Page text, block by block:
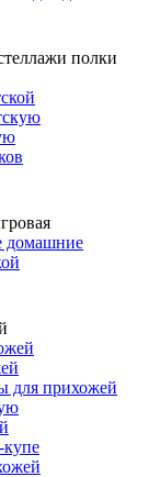
полки
домашние
для прихожей
купе